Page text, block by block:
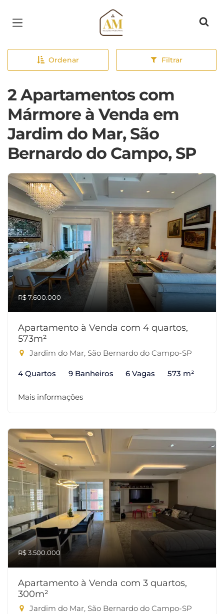
Página inicial
Ordenar Filtrar
2 Apartamentos com
Mármore à Venda em
Jardim do Mar, São
Bernardo do Campo, SP
R$ 7.600.000
Apartamento à Venda com 4 quartos,
573m²
Jardim do Mar, São Bernardo do Campo-SP
4 Quartos 9 Banheiros 6 Vagas 573 m²
Mais informações
R$ 3.500.000
Apartamento à Venda com 3 quartos,
300m²
Jardim do Mar, São Bernardo do Campo-SP